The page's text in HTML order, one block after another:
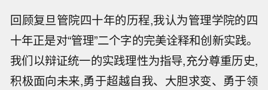
回顾复旦管院四十年的历程,我认为管理学院的四
十年正是对“管理”二个字的完美诠释和创新实践。
我们以辩证统一的实践理性为指导,充分尊重历史,
积极面向未来,勇于超越自我、大胆求变、勇于领